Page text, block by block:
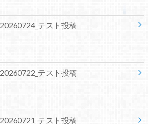
20260724_テスト投稿
20260722_テスト投稿
20260721_テスト投稿